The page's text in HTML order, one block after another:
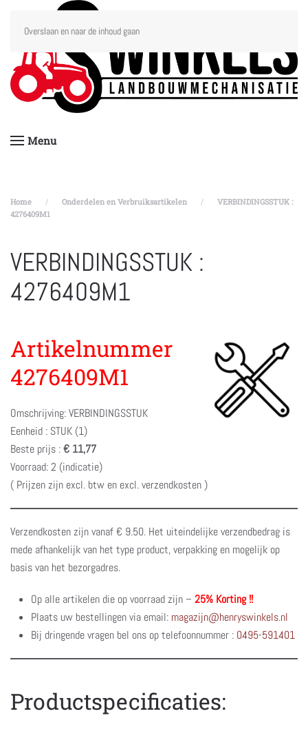
Overslaan en naar de inhoud gaan
Menu
Home Onderdelen en Verbruiksartikelen
VERBINDINGSSTUK :
4276409M1
VERBINDINGSSTUK :
4276409M1
Artikelnummer
4276409M1
Omschrijving: VERBINDINGSSTUK
Eenheid : STUK (1)
Beste prijs :€ 11,77
Voorraad: 2 (indicatie)
( Prijzen zijn excl. btw en excl. verzendkosten )
Verzendkosten zijn vanaf € 9.50. Het uiteindelijke verzendbedrag is
mede afhankelijk van het type product, verpakking en mogelijk op
basis van het bezorgadres.
Op alle artikelen die op voorraad zijn – 25% Korting !!
Plaats uw bestellingen via email: magazijn@henryswinkels.nl
Bij dringende vragen bel ons op telefoonnummer : 0495-591401
Productspecificaties: